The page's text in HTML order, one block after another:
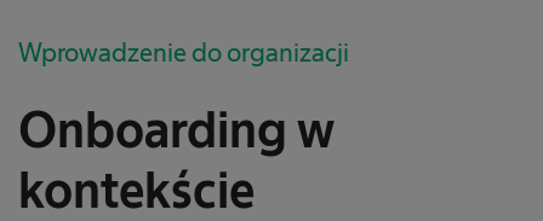
Wprowadzenie do organizacji
Onboarding w
kontekście